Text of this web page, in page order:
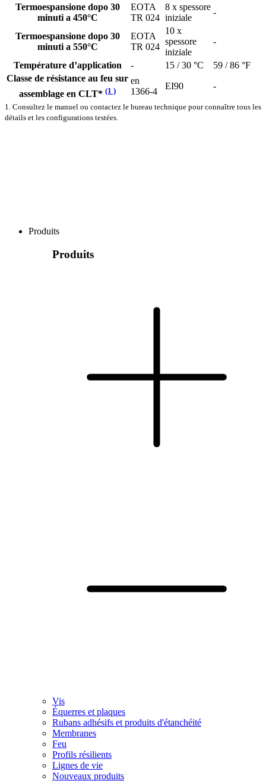
Termoespansione dopo 30
minuti a 450°C
EOTA
TR 024
8 x spessore
iniziale
-
Termoespansione dopo 30
minuti a 550°C
EOTA
TR 024
10 x
spessore
iniziale
-
Température d’application - 15 / 30 °C
59 / 86 °F
Classe de résistance au feu sur
assemblage en CLT* (1 )
en
1366-4
EI90 -
1. Consultez le manuel ou contactez le bureau technique pour connaître tous les
détails et les configurations testées.
Produits
Produits
Vis
Équerres et plaques
Rubans adhésifs et produits d'étanchéité
Membranes
Feu
Profils résilients
Lignes de vie
Nouveaux produits